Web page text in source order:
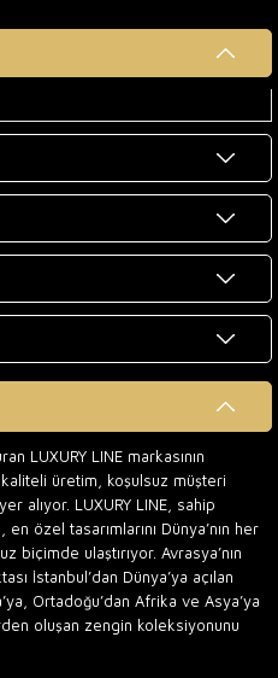
LUXURY LINE markasının
üretim, koşulsuz müşteri
alıyor. LUXURY LINE, sahip
özel tasarımlarını Dünya’nın her
biçimde ulaştırıyor. Avrasya’nın
İstanbul’dan Dünya’ya açılan
Ortadoğu’dan Afrika ve Asya’ya
oluşan zengin koleksiyonunu